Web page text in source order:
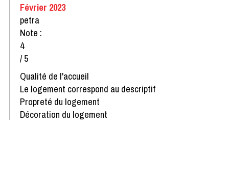
Février 2023
petra
Note :
4
/ 5
Qualité de l'accueil
Le logement correspond au descriptif
Propreté du logement
Décoration du logement